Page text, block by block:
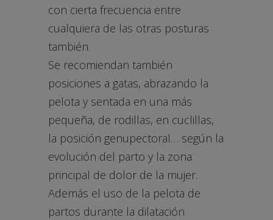
con cierta frecuencia entre
cualquiera de las otras posturas
también.
Se recomiendan también
posiciones a gatas, abrazando la
pelota y sentada en una más
pequeña, de rodillas, en cuclillas,
la posición genupectoral… según la
evolución del parto y la zona
principal de dolor de la mujer.
Además el uso de la pelota de
partos durante la dilatación